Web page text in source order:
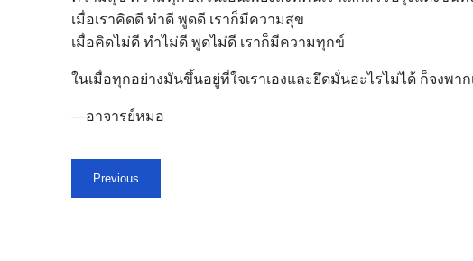
เมื่อเราคิดดี ทำดี พูดดี เราก็มีความสุข
เมื่อคิดไม่ดี ทำไม่ดี พูดไม่ดี เราก็มีความทุกข์
ในเมื่อทุกอย่างมันขึ้นอยู่ที่ใจเราเองและยึดมั่นอะไรไม่ได้ ก็จงพ
—อาจารย์หมอ
Previous